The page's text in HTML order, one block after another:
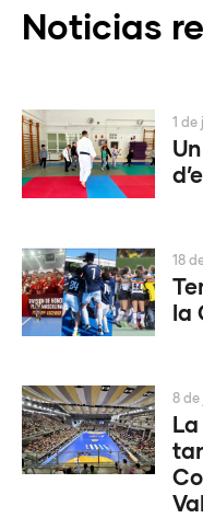
Noticias
1 de
la
18
8 de